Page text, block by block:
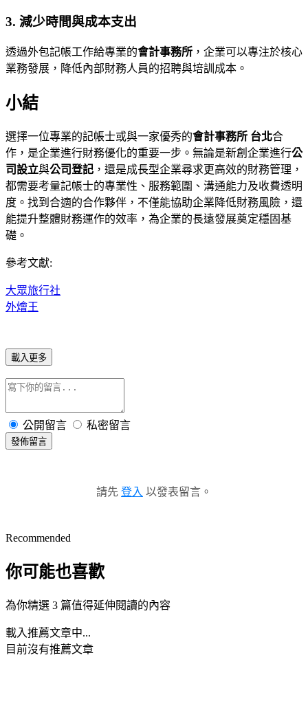
3. 減少時間與成本支出
透過外包記帳工作給專業的會計事務所 ，企業可以專注於核心
業務發展，降低內部財務人員的招聘與培訓成本。
小結
選擇一位專業的記帳士或與一家優秀的會計事務所 台北合
作，是企業進行財務優化的重要一步。無論是新創企業進行公
司設立與公司登記 ，還是成長型企業尋求更高效的財務管理，
都需要考量記帳士的專業性、服務範圍、溝通能力及收費透明
度。找到合適的合作夥伴，不僅能協助企業降低財務風險，還
能提升整體財務運作的效率，為企業的長遠發展奠定穩固基
礎。
參考文獻:
大眾旅行社
外燴王
載入更多
公開留言 私密留言
發佈留言
請先 登入 以發表留言。
Recommended
你可能也喜歡
為你精選 3 篇值得延伸閱讀的內容
載入推薦文章中...
目前沒有推薦文章